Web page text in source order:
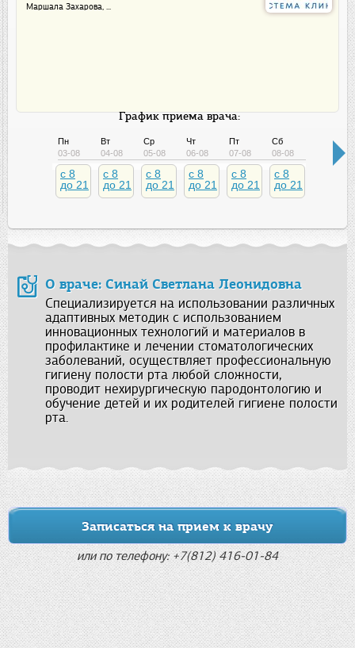
Маршала Захарова, ...
График приема врача:
Пн
03-08
c 8
до 21
Вт
04-08
c 8
до 21
Ср
05-08
c 8
до 21
Чт
06-08
c 8
до 21
Пт
07-08
c 8
до 21
Сб
08-08
c 8
до 21
О враче: Синай Светлана Леонидовна
Специализируется на использовании различных
адаптивных методик с использованием
инновационных технологий и материалов в
профилактике и лечении стоматологических
заболеваний, осуществляет профессиональную
гигиену полости рта любой сложности,
проводит нехирургическую пародонтологию и
обучение детей и их родителей гигиене полости
рта.
Записаться на прием к врачу
или по телефону: +7(812) 416-01-84